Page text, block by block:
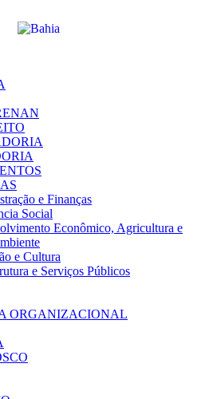
e Finanças
Social
Econômico, Agricultura e
e Cultura
e Serviços Públicos
ORGANIZACIONAL